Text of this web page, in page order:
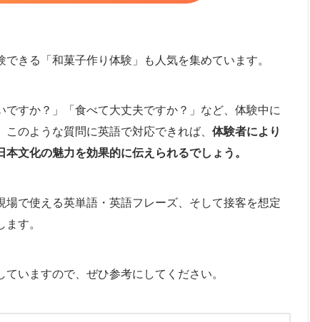
きる「和菓子作り体験」も人気を集めています。
ですか？」「食べて大丈夫ですか？」など、体験中に
のような質問に英語で対応できれば、 体験者により
文化の魅力を効果的に伝えられるでしょう。
で使える英単語・英語フレーズ、そして接客を想定
す。
いますので、ぜひ参考にしてください。